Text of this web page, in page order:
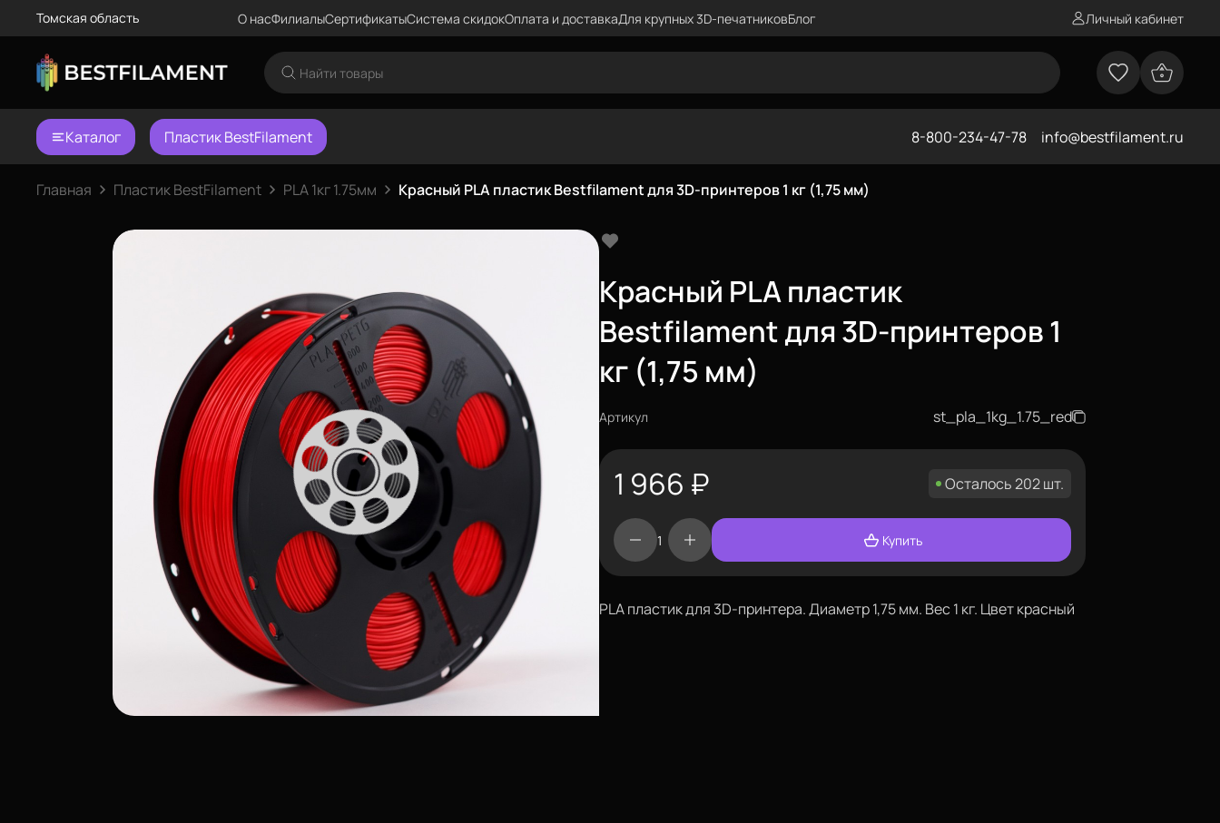
Томская область О насФилиалыСертификатыСистема скидокОплата и доставкаДля крупных 3D-печатниковБлог Личный кабинет
Каталог Пластик BestFilament 8-800-234-47-78 info@bestfilament.ru
Главная Пластик BestFilament PLA 1кг 1.75мм Красный PLA пластик Bestfilament для 3D-принтеров 1 кг (1,75 мм)
Красный PLA пластик
Bestfilament для 3D-принтеров 1
кг (1,75 мм)
Артикул st_pla_1kg_1.75_red
1 966 ₽ Осталось 202 шт.
Купить
PLA пластик для 3D-принтера. Диаметр 1,75 мм. Вес 1 кг. Цвет красный